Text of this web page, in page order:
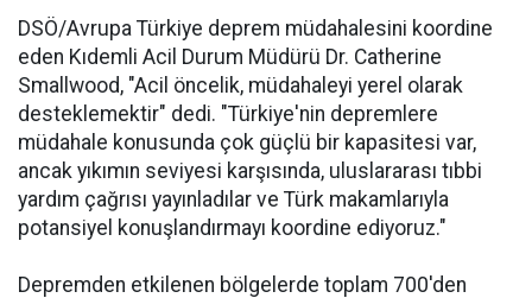
DSÖ/Avrupa Türkiye deprem müdahalesini koordine
eden Kıdemli Acil Durum Müdürü Dr. Catherine
Smallwood, "Acil öncelik, müdahaleyi yerel olarak
desteklemektir" dedi. "Türkiye'nin depremlere
müdahale konusunda çok güçlü bir kapasitesi var,
ancak yıkımın seviyesi karşısında, uluslararası tıbbi
yardım çağrısı yayınladılar ve Türk makamlarıyla
potansiyel konuşlandırmayı koordine ediyoruz."
Depremden etkilenen bölgelerde toplam 700'den